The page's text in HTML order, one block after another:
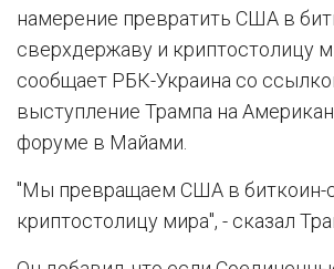
намерение превратить США в
сверхдержаву и криптостолицу
сообщает РБК-Украина со
выступление Трампа на
форуме в Майами.
"Мы превращаем США в биткоин-
криптостолицу мира", - сказал